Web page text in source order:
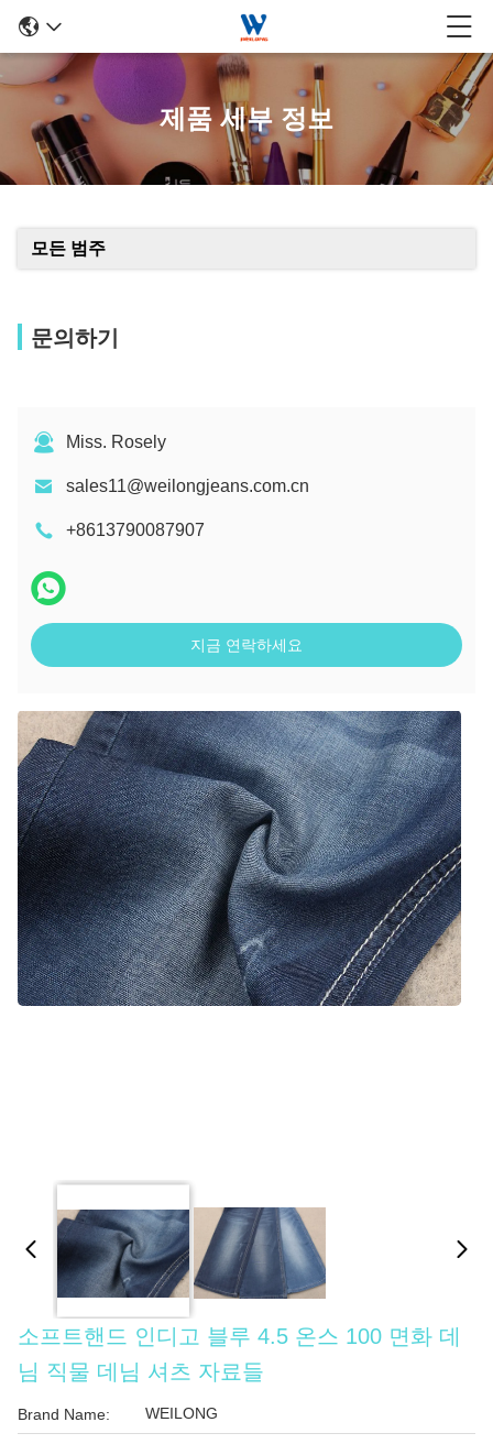
제품 세부 정보
모든 범주
문의하기
Miss. Rosely
sales11@weilongjeans.com.cn
+8613790087907
지금 연락하세요
소프트핸드 인디고 블루 4.5 온스 100 면화 데
님 직물 데님 셔츠 자료들
Brand Name: WEILONG